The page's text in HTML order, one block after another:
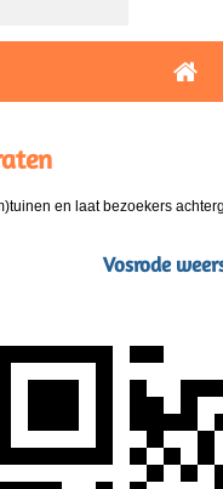
en laat bezoekers
Vosrode